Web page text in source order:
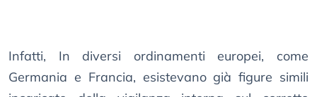
Infatti, In diversi ordinamenti europei, come
Germania e Francia, esistevano già figure simili